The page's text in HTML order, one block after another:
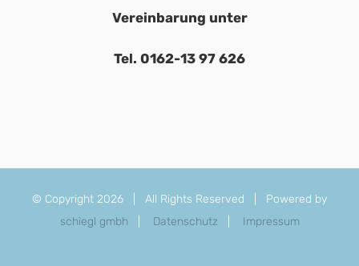
Vereinbarung unter
Tel. 0162-13 97 626
© Copyright 2026 | All Rights Reserved | Powered by
schiegl gmbh
Datenschutz Impressum